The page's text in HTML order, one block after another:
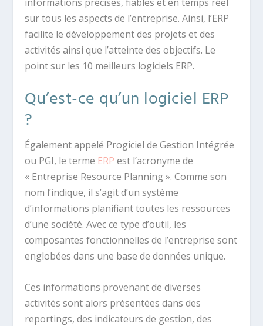
sur tous les aspects de l’entreprise. Ainsi, l’ERP
facilite le développement des projets et des
activités ainsi que l’atteinte des objectifs. Le
point sur les 10 meilleurs logiciels ERP.
Qu’est-ce qu’un logiciel ERP
?
Également appelé Progiciel de Gestion Intégrée
ou PGI, le terme ERP est l’acronyme de
« Entreprise Resource Planning ». Comme son
nom l’indique, il s’agit d’un système
d’informations planifiant toutes les ressources
d’une société. Avec ce type d’outil, les
composantes fonctionnelles de l’entreprise sont
englobées dans une base de données unique.
Ces informations provenant de diverses
activités sont alors présentées dans des
reportings, des indicateurs de gestion, des